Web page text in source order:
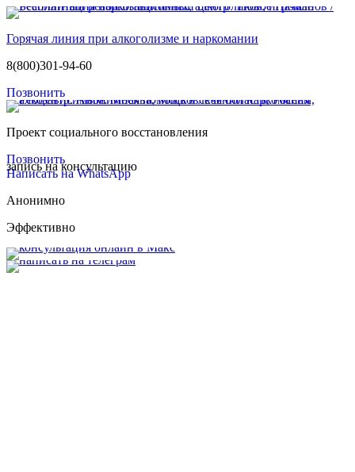
Горячая линия при алкоголизме и наркомании
8(800)301-94-60
Позвонить
Проект социального восстановления
Позвонить
запись на консультацию
Написать на WhatsApp
Анонимно
Эффективно